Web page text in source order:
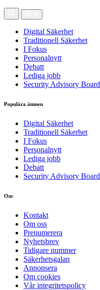
Digital Säkerhet
Traditionell Säkerhet
I Fokus
Personalnytt
Debatt
Lediga jobb
Security Advisory Board
Populära ämnen
Digital Säkerhet
Traditionell Säkerhet
I Fokus
Personalnytt
Lediga jobb
Debatt
Security Advisory Board
Om
Kontakt
Om oss
Prenumerera
Nyhetsbrev
Tidigare nummer
Säkerhetsgalan
Annonsera
Om cookies
Vår integritetspolicy